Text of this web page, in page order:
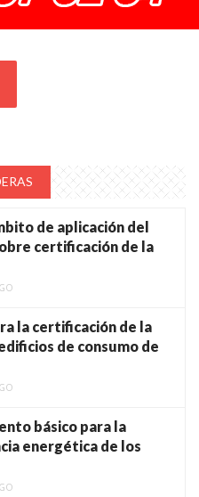
de aplicación del
certificación de la
la certificación de la
de consumo de
básico para la
energética de los